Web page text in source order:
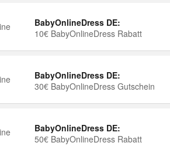
BabyOnlineDress DE:
10€ BabyOnlineDress Rabatt
BabyOnlineDress DE:
30€ BabyOnlineDress Gutschein
BabyOnlineDress DE:
50€ BabyOnlineDress Rabatt